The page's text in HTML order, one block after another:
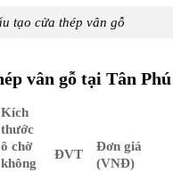
tạo cửa thép vân gỗ
vân gỗ tại Tân Phú
Kích
thước
ô chờ
không
ĐVT
Đơn giá
(VNĐ)